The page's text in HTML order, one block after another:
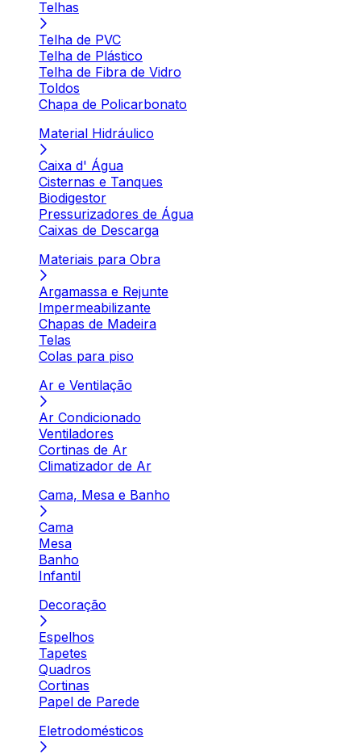
Telhas
Telha de PVC
Telha de Plástico
Telha de Fibra de Vidro
Toldos
Chapa de Policarbonato
Material Hidráulico
Caixa d' Água
Cisternas e Tanques
Biodigestor
Pressurizadores de Água
Caixas de Descarga
Materiais para Obra
Argamassa e Rejunte
Impermeabilizante
Chapas de Madeira
Telas
Colas para piso
Ar e Ventilação
Ar Condicionado
Ventiladores
Cortinas de Ar
Climatizador de Ar
Cama, Mesa e Banho
Cama
Mesa
Banho
Infantil
Decoração
Espelhos
Tapetes
Quadros
Cortinas
Papel de Parede
Eletrodomésticos